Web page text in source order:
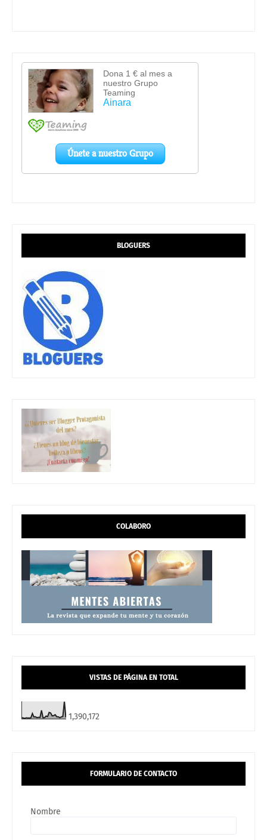
BLOGUERS
COLABORO
VISTAS DE PÁGINA EN TOTAL
1,390,172
FORMULARIO DE CONTACTO
Nombre